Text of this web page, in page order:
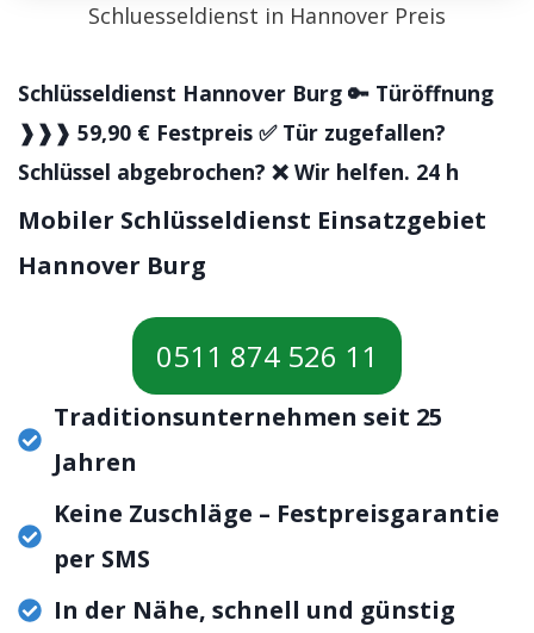
Schluesseldienst in Hannover Preis
Schlüsseldienst Hannover Burg 🔑 Türöffnung
❱❱❱ 59,90 € Festpreis ✅ Tür zugefallen?
Schlüssel abgebrochen? ❌ Wir helfen. 24 h
Mobiler Schlüsseldienst Einsatzgebiet
Hannover Burg
0511 874 526 11
Traditionsunternehmen seit 25
Jahren
Keine Zuschläge – Festpreisgarantie
per SMS
In der Nähe, schnell und günstig